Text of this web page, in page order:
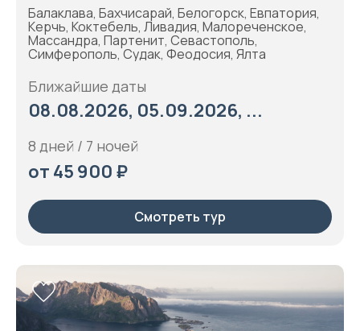
Балаклава, Бахчисарай, Белогорск, Евпатория,
Керчь, Коктебель, Ливадия, Малореченское,
Массандра, Партенит, Севастополь,
Симферополь, Судак, Феодосия, Ялта
Ближайшие даты
08.08.2026, 05.09.2026, ...
8 дней / 7 ночей
от 45 900 ₽
Смотреть тур